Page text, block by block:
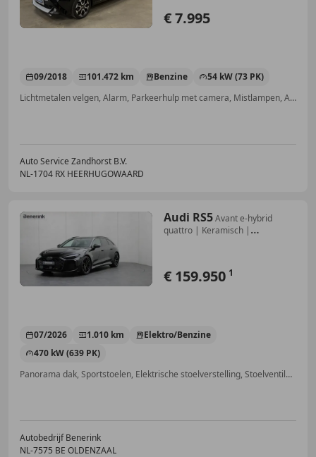
€ 7.995
09/2018 101.472 km Benzine
54 kW (73 PK)
Lichtmetalen velgen, Alarm, Parkeerhulp met camera, Mistlampen, Apple CarPlay, Android Auto, Elektrisch verstelbare buitenspiegels, Elektrische ramen
Auto Service Zandhorst B.V.
NL-1704 RX HEERHUGOWAARD
Audi RS5Avant e-hybrid
quattro | Keramisch |
€ 159.950 1
07/2026 1.010 km
Elektro/Benzine
470 kW (639 PK)
Panorama dak, Sportstoelen, Elektrische stoelverstelling, Stoelventilatie, Sound system, Keyless Entry, Head-up display, Verwarming zetels achter
Autobedrijf Benerink
NL-7575 BE OLDENZAAL